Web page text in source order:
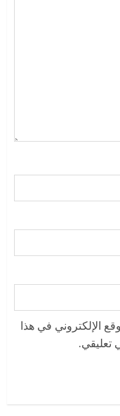
الإلكتروني في هذا
تعليقي.